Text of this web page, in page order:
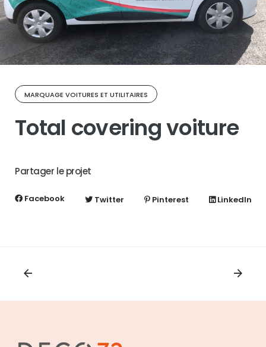
MARQUAGE VOITURES ET UTILITAIRES
Total covering voiture
Partager le projet
Facebook Twitter Pinterest LinkedIn